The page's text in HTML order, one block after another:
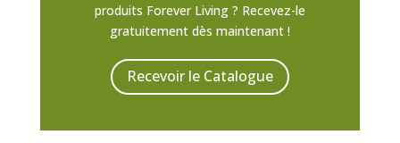
produits Forever Living ? Recevez-le
gratuitement dès maintenant !
Recevoir le Catalogue